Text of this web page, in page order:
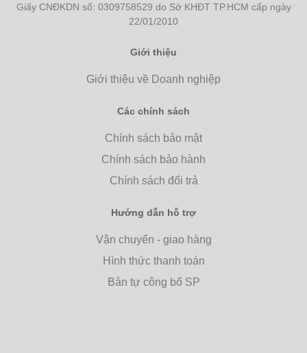
Giấy CNĐKDN số: 0309758529 do Sở KHĐT TP.HCM cấp ngày
22/01/2010
Giới thiệu
Giới thiệu về Doanh nghiệp
Các chính sách
Chính sách bảo mật
Chính sách bảo hành
Chính sách đổi trả
Hướng dẫn hỗ trợ
Vận chuyển - giao hàng
Hình thức thanh toán
Bản tự công bố SP